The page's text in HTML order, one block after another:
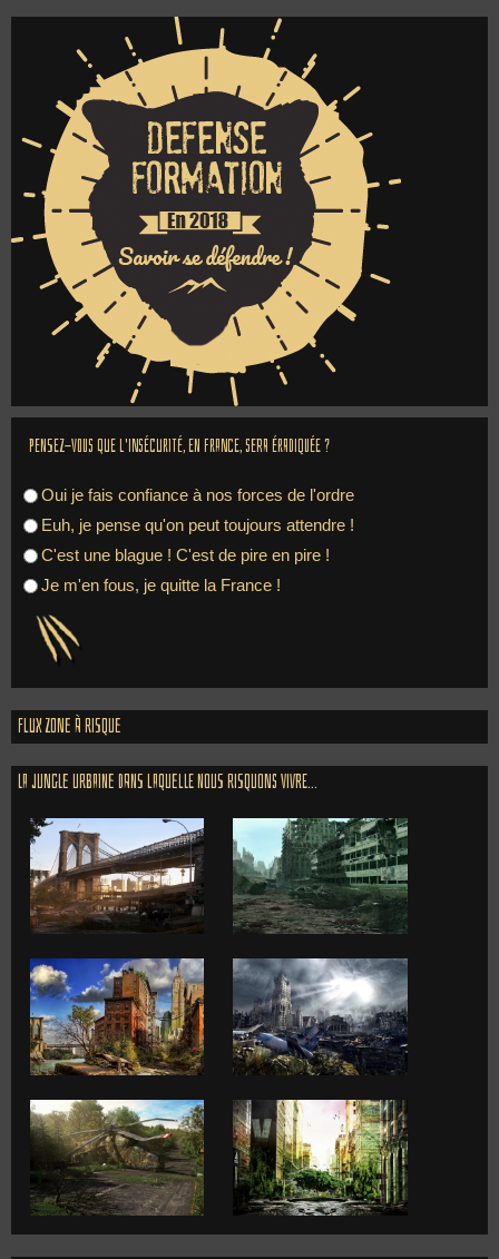
Pensez-vous que l'insécurité, en France, sera éradiquée ?
Oui je fais confiance à nos forces de l'ordre
Euh, je pense qu'on peut toujours attendre !
C'est une blague ! C'est de pire en pire !
Je m'en fous, je quitte la France !
Flux zone à risque
La jungle urbaine dans laquelle nous risquons vivre...